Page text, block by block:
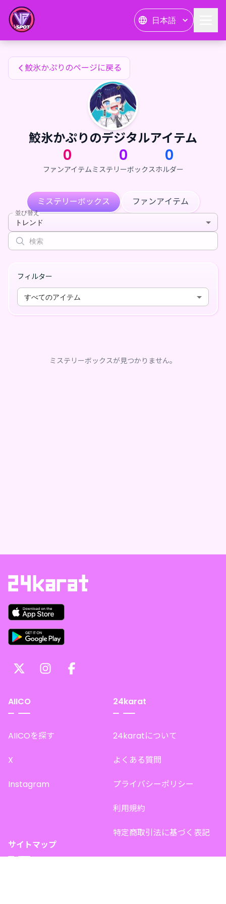
日本語
鮫氷かぷりのファンアイテム
鮫氷かぷりのページに戻る
鮫氷かぷりのデジタルアイテム
0
ファンアイテム
0
ミステリーボックス
0
ホルダー
ミステリーボックス ファンアイテム
並び替え
トレンド
フィルター
すべてのアイテム
ミステリーボックスが見つかりません。
AIICO
AIICOを探す
X
Instagram
24karat
24karatについて
よくある質問
プライバシーポリシー
利用規約
特定商取引法に基づく表記
サイトマップ
鮫氷かぷりのファンアイテム — 24karat